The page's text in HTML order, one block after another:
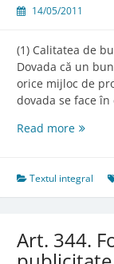
14/05/2011
(1) Calitatea de
Dovada că un
orice mijloc de
dovada se face
Read moreArt.
soţilor
Textul integral
Art. 344.